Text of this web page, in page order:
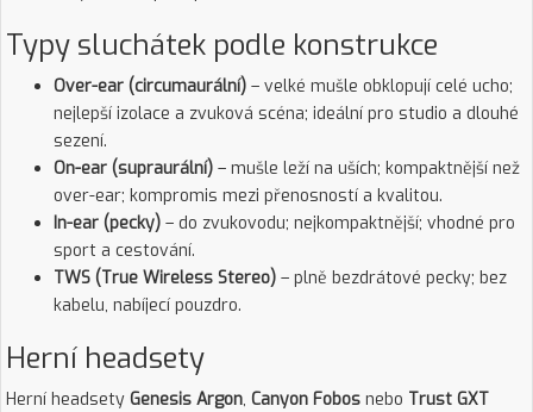
Typy sluchátek podle konstrukce
Over-ear (circumaurální) – velké mušle obklopují celé ucho;
nejlepší izolace a zvuková scéna; ideální pro studio a dlouhé
sezení.
On-ear (supraurální) – mušle leží na uších; kompaktnější než
over-ear; kompromis mezi přenosností a kvalitou.
In-ear (pecky) – do zvukovodu; nejkompaktnější; vhodné pro
sport a cestování.
TWS (True Wireless Stereo) – plně bezdrátové pecky; bez
kabelu, nabíjecí pouzdro.
Herní headsety
Herní headsety Genesis Argon, Canyon Fobos nebo Trust GXT